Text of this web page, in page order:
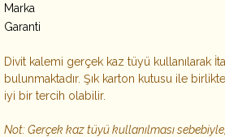
Marka
Garanti
Divit kalemi gerçek kaz tüyü kullanılarak
bulunmaktadır. Şık karton kutusu ile
iyi bir tercih olabilir.
Not: Gerçek kaz tüyü kullanılması